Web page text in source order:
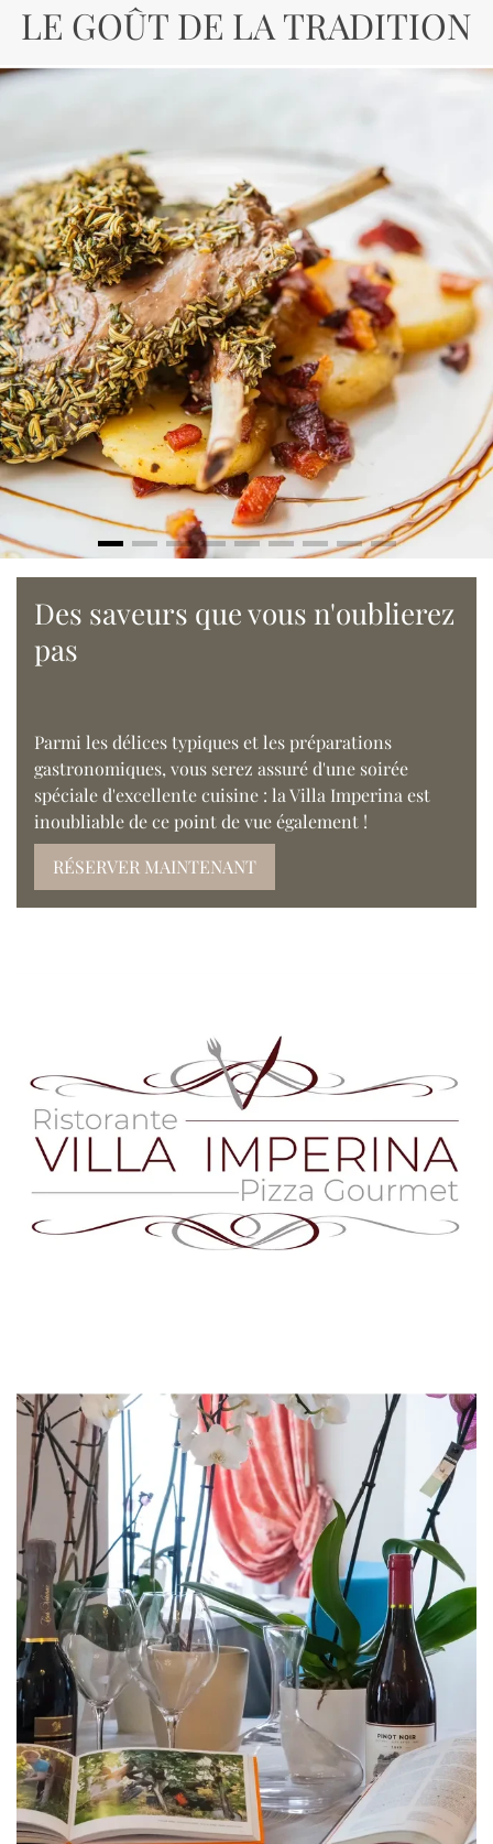
LE GOÛT DE LA TRADITION
Des saveurs que vous n'oublierez
pas
Parmi les délices typiques et les préparations
gastronomiques, vous serez assuré d'une soirée
spéciale d'excellente cuisine : la Villa Imperina est
inoubliable de ce point de vue également !
RÉSERVER MAINTENANT